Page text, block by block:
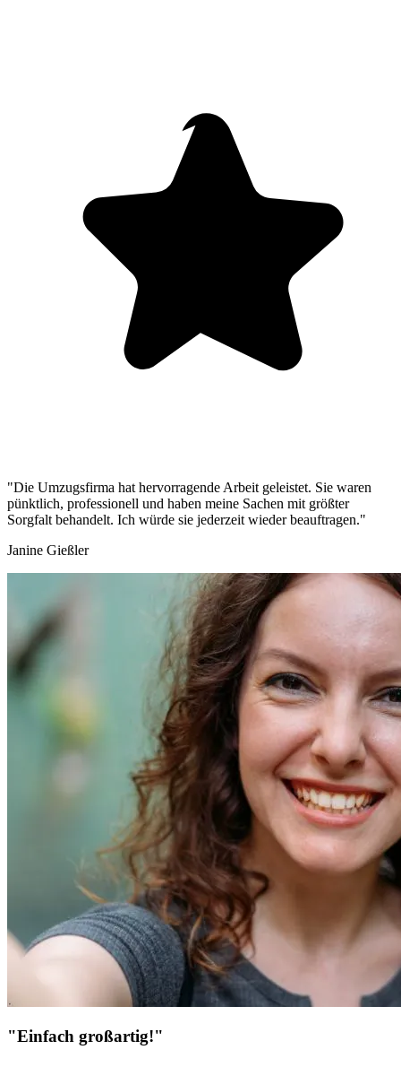
"Die Umzugsfirma hat hervorragende Arbeit geleistet. Sie waren
pünktlich, professionell und haben meine Sachen mit größter
Sorgfalt behandelt. Ich würde sie jederzeit wieder beauftragen."
Janine Gießler
"Einfach großartig!"